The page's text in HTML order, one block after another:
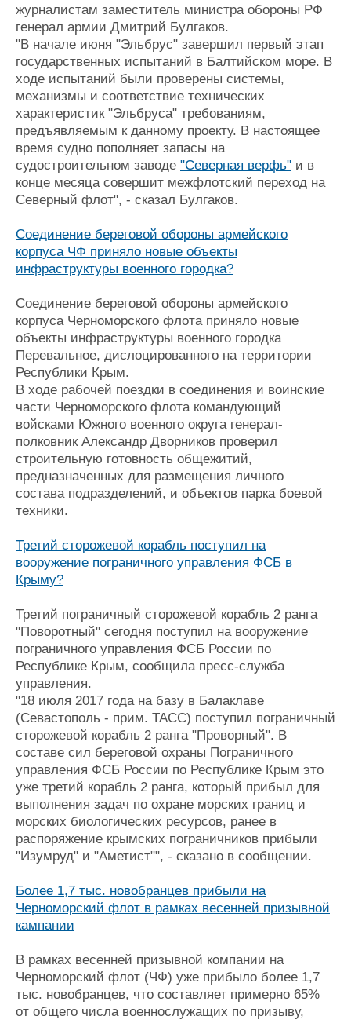
журналистам заместитель министра обороны РФ
генерал армии Дмитрий Булгаков.
"В начале июня "Эльбрус" завершил первый этап
государственных испытаний в Балтийском море. В
ходе испытаний были проверены системы,
механизмы и соответствие технических
характеристик "Эльбруса" требованиям,
предъявляемым к данному проекту. В настоящее
время судно пополняет запасы на
судостроительном заводе "Северная верфь" и в
конце месяца совершит межфлотский переход на
Северный флот", - сказал Булгаков.
Соединение береговой обороны армейского
корпуса ЧФ приняло новые объекты
инфраструктуры военного городка?
Соединение береговой обороны армейского
корпуса Черноморского флота приняло новые
объекты инфраструктуры военного городка
Перевальное, дислоцированного на территории
Республики Крым.
В ходе рабочей поездки в соединения и воинские
части Черноморского флота командующий
войсками Южного военного округа генерал-
полковник Александр Дворников проверил
строительную готовность общежитий,
предназначенных для размещения личного
состава подразделений, и объектов парка боевой
техники.
Третий сторожевой корабль поступил на
вооружение пограничного управления ФСБ в
Крыму?
Третий пограничный сторожевой корабль 2 ранга
"Поворотный" сегодня поступил на вооружение
пограничного управления ФСБ России по
Республике Крым, сообщила пресс-служба
управления.
"18 июля 2017 года на базу в Балаклаве
(Севастополь - прим. ТАСС) поступил пограничный
сторожевой корабль 2 ранга "Проворный". В
составе сил береговой охраны Пограничного
управления ФСБ России по Республике Крым это
уже третий корабль 2 ранга, который прибыл для
выполнения задач по охране морских границ и
морских биологических ресурсов, ранее в
распоряжение крымских пограничников прибыли
"Изумруд" и "Аметист"", - сказано в сообщении.
Более 1,7 тыс. новобранцев прибыли на
Черноморский флот в рамках весенней призывной
кампании
В рамках весенней призывной компании на
Черноморский флот (ЧФ) уже прибыло более 1,7
тыс. новобранцев, что составляет примерно 65%
от общего числа военнослужащих по призыву,